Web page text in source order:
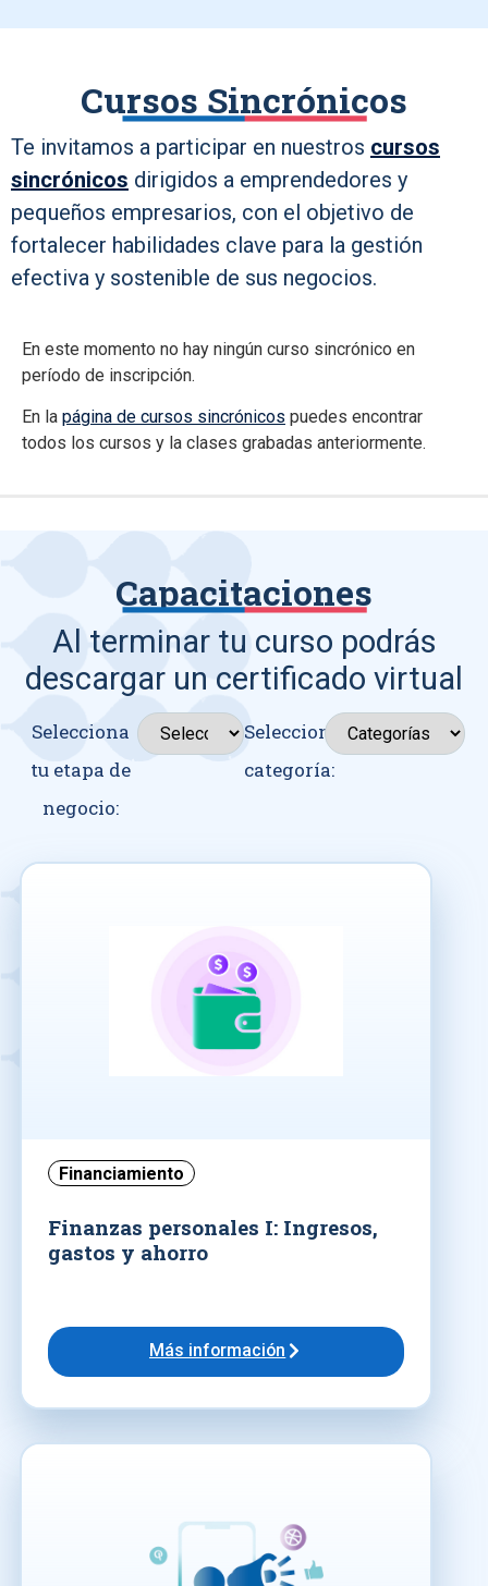
Cursos Sincrónicos
Te invitamos a participar en nuestros cursos
sincrónicos dirigidos a emprendedores y
pequeños empresarios, con el objetivo de
fortalecer habilidades clave para la gestión
efectiva y sostenible de sus negocios.
En este momento no hay ningún curso sincrónico en
período de inscripción.
En la página de cursos sincrónicos puedes encontrar
todos los cursos y la clases grabadas anteriormente.
Capacitaciones
Al terminar tu curso podrás
descargar un certificado virtual
Selecciona
tu etapa de
negocio:
Seleccionar
categoría:
Financiamiento
Finanzas personales I: Ingresos,
gastos y ahorro
Más información